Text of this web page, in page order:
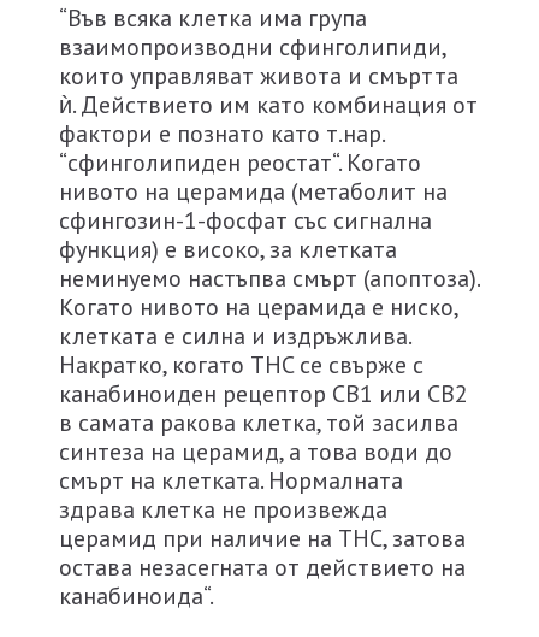
“Във всяка клетка има група
взаимопроизводни сфинголипиди,
които управляват живота и смъртта
ѝ. Действието им като комбинация от
фактори е познато като т.нар.
“сфинголипиден реостат“. Когато
нивото на церамида (метаболит на
сфингозин-1-фосфат със сигнална
функция) е високо, за клетката
неминуемо настъпва смърт (апоптоза).
Когато нивото на церамида е ниско,
клетката е силна и издръжлива.
Накратко, когато THC се свърже с
канабиноиден рецептор СВ1 или СВ2
в самата ракова клетка, той засилва
синтеза на церамид, а това води до
смърт на клетката. Нормалната
здрава клетка не произвежда
церамид при наличие на THC, затова
остава незасегната от действието на
канабиноида“.